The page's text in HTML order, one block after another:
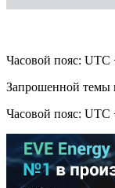
Часовой пояс: UTC
Запрошенной темы
Часовой пояс: UTC